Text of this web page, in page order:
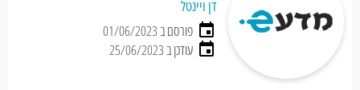
דן ויינטל
פורסם ב 01/06/2023
עודכן ב 25/06/2023